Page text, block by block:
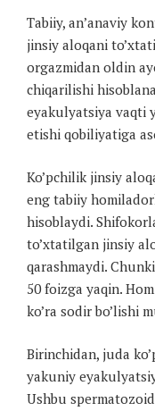
Tabiiy, an’anaviy
jinsiy aloqani
orgazmidan oldin
chiqarilishi
eyakulyatsiya vaqti
etishi qobiliyatiga
Ko’pchilik jinsiy
eng tabiiy
hisoblaydi.
to’xtatilgan jinsiy
qarashmaydi.
50 foizga yaqin.
ko’ra sodir bo’lishi
Birinchidan, juda
yakuniy
Ushbu